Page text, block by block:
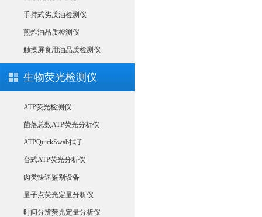
手持式劣质油检测仪
煎炸油品质检测仪
触摸屏食用油品质检测仪
生物荧光检测仪
ATP荧光检测仪
菌落总数ATP荧光分析仪
ATPQuickSwab拭子
台式ATP荧光分析仪
肉类快速鉴别设备
量子点荧光定量分析仪
时间分辨荧光定量分析仪